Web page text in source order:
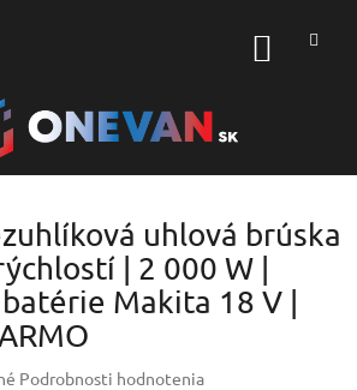
uhlová brúska
| 2 000 W |
Makita 18 V |
Podrobnosti hodnotenia